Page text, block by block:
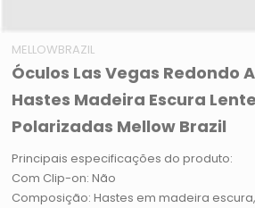
MELLOWBRAZIL
Óculos Las Vegas Redondo
Hastes Madeira Escura
Polarizadas Mellow Brazil
Principais especificações do produto:
Com Clip-on: Não
Composição: Hastes em madeira